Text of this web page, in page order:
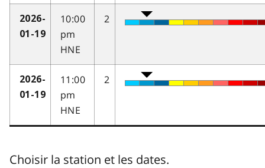
2026-
01-19
10:00
pm
HNE
2
2026-
01-19
11:00
pm
HNE
2
Choisir la station et les dates.